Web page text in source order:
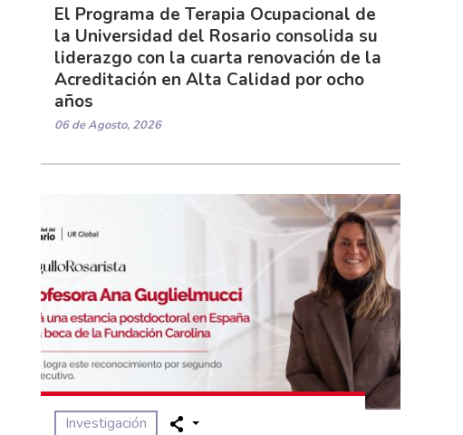
El Programa de Terapia Ocupacional de
la Universidad del Rosario consolida su
liderazgo con la cuarta renovación de la
Acreditación en Alta Calidad por ocho
años
06 de Agosto, 2026
Investigación